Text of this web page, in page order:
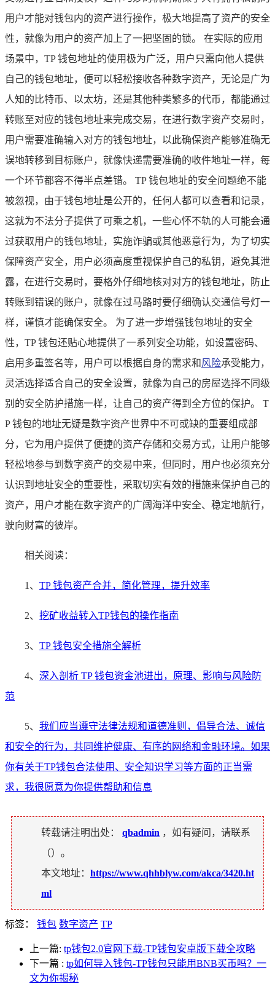
用户才能对钱包内的资产进行操作，极大地提高了资产的安全
性，就像为用户的资产加上了一把坚固的锁。 在实际的应用
场景中，TP 钱包地址的使用极为广泛，用户只需向他人提供
自己的钱包地址，便可以轻松接收各种数字资产，无论是广为
人知的比特币、以太坊，还是其他种类繁多的代币，都能通过
转账至对应的钱包地址来完成交易，在进行数字资产交易时，
用户需要准确输入对方的钱包地址，以此确保资产能够准确无
误地转移到目标账户，就像快递需要准确的收件地址一样，每
一个环节都容不得半点差错。 TP 钱包地址的安全问题绝不能
被忽视，由于钱包地址是公开的，任何人都可以查看和记录，
这就为不法分子提供了可乘之机，一些心怀不轨的人可能会通
过获取用户的钱包地址，实施诈骗或其他恶意行为，为了切实
保障资产安全，用户必须高度重视保护自己的私钥，避免其泄
露，在进行交易时，要格外仔细地核对对方的钱包地址，防止
转账到错误的账户，就像在过马路时要仔细确认交通信号灯一
样，谨慎才能确保安全。 为了进一步增强钱包地址的安全
性，TP 钱包还贴心地提供了一系列安全功能，如设置密码、
启用多重签名等，用户可以根据自身的需求和风险承受能力，
灵活选择适合自己的安全设置，就像为自己的房屋选择不同级
别的安全防护措施一样，让自己的资产得到全方位的保护。 T
P 钱包的地址无疑是数字资产世界中不可或缺的重要组成部
分，它为用户提供了便捷的资产存储和交易方式，让用户能够
轻松地参与到数字资产的交易中来，但同时，用户也必须充分
认识到地址安全的重要性，采取切实有效的措施来保护自己的
资产，用户才能在数字资产的广阔海洋中安全、稳定地航行，
驶向财富的彼岸。
相关阅读：
1、 TP 钱包资产合并，简化管理，提升效率
2、 挖矿收益转入TP钱包的操作指南
3、 TP 钱包安全措施全解析
4、 深入剖析 TP 钱包资金池进出，原理、影响与风险防
范
5、 我们应当遵守法律法规和道德准则，倡导合法、诚信
和安全的行为，共同维护健康、有序的网络和金融环境。如果
你有关于TP钱包合法使用、安全知识学习等方面的正当需
求，我很愿意为你提供帮助和信息
转载请注明出处： qbadmin ，如有疑问，请联系
（）。
本文地址： https://www.qhhblyw.com/akca/3420.ht
ml
标签： 钱包 数字资产 TP
上一篇: tp钱包2.0官网下载-TP钱包安卓版下载全攻略
下一篇 : tp如何导入钱包-TP钱包只能用BNB买币吗？一
文为你揭秘